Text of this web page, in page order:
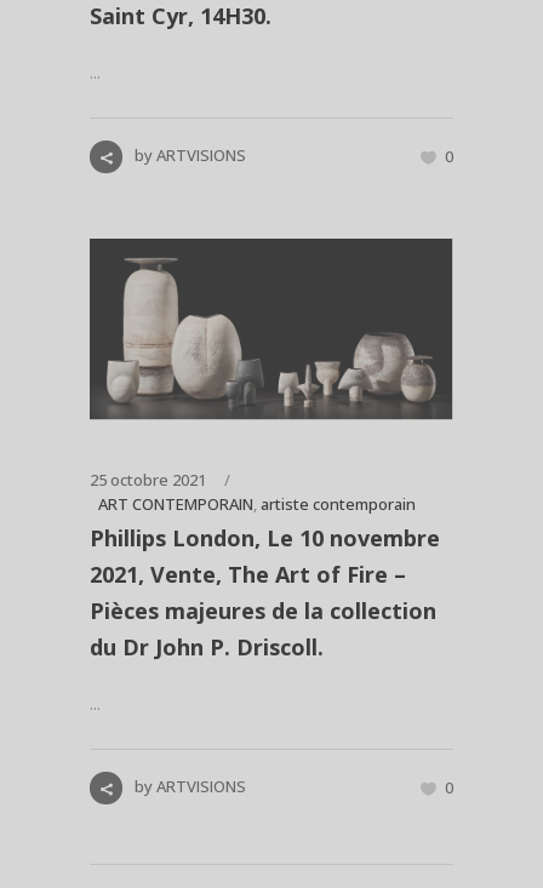
Saint Cyr, 14H30.
...
byARTVISIONS 0
25 octobre 2021
ART CONTEMPORAIN, artiste contemporain
Phillips London, Le 10 novembre
2021, Vente, The Art of Fire –
Pièces majeures de la collection
du Dr John P. Driscoll.
...
byARTVISIONS 0